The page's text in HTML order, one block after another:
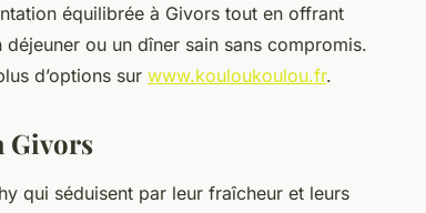
équilibrée à Givors tout en offrant
ou un dîner sain sans compromis.
d’options sur www.kouloukoulou.fr.
Givors
qui séduisent par leur fraîcheur et leurs